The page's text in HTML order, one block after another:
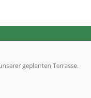
geplanten Terrasse.